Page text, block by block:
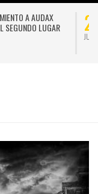
A AUDAX
SEGUNDO LUGAR
JUL